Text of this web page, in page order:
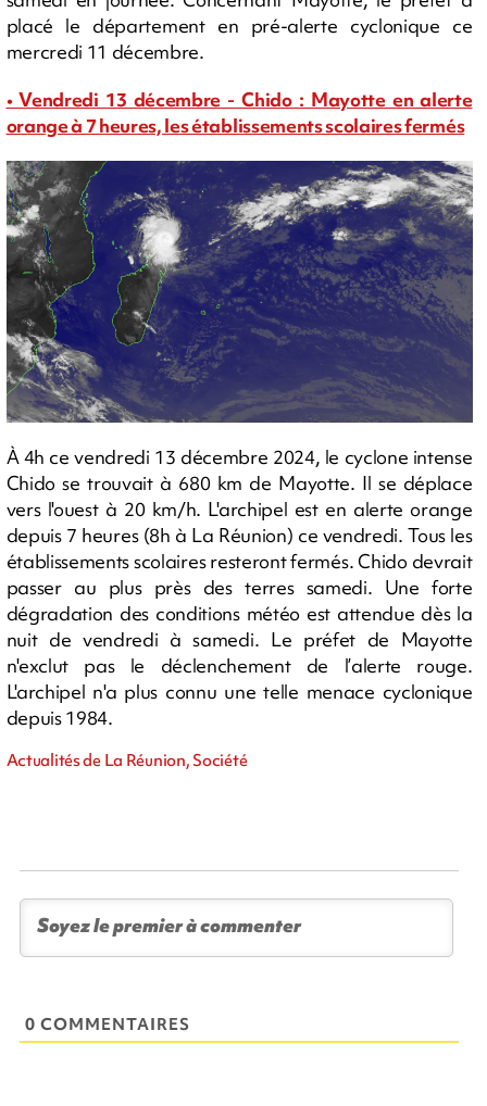
placé le département en pré-alerte cyclonique ce
mercredi 11 décembre.
• Vendredi 13 décembre - Chido : Mayotte en alerte
orange à 7 heures, les établissements scolaires fermés
À 4h ce vendredi 13 décembre 2024, le cyclone intense
Chido se trouvait à 680 km de Mayotte. Il se déplace
vers l'ouest à 20 km/h. L'archipel est en alerte orange
depuis 7 heures (8h à La Réunion) ce vendredi. Tous les
établissements scolaires resteront fermés. Chido devrait
passer au plus près des terres samedi. Une forte
dégradation des conditions météo est attendue dès la
nuit de vendredi à samedi. Le préfet de Mayotte
n'exclut pas le déclenchement de l’alerte rouge.
L'archipel n'a plus connu une telle menace cyclonique
depuis 1984.
Actualités de La Réunion, Société
0 COMMENTAIRES